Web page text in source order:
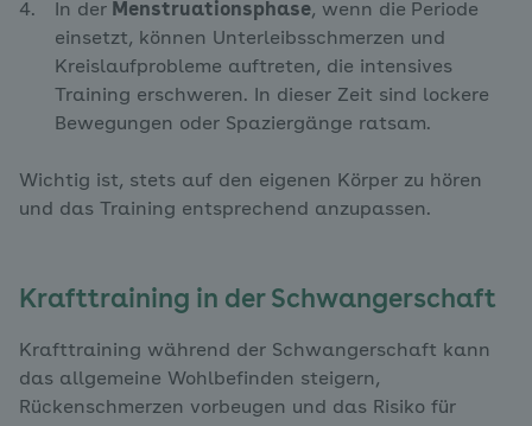
In der Menstruationsphase, wenn die Periode
einsetzt, können Unterleibsschmerzen und
Kreislaufprobleme auftreten, die intensives
Training erschweren. In dieser Zeit sind lockere
Bewegungen oder Spaziergänge ratsam.
Wichtig ist, stets auf den eigenen Körper zu hören
und das Training entsprechend anzupassen.
Krafttraining in der Schwangerschaft
Krafttraining während der Schwangerschaft kann
das allgemeine Wohlbefinden steigern,
Rückenschmerzen vorbeugen und das Risiko für